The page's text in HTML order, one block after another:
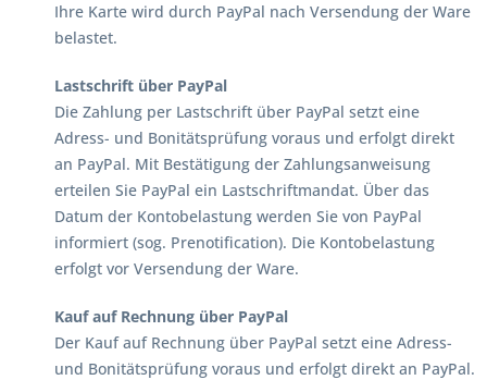
Ihre Karte wird durch PayPal nach Versendung der Ware
belastet.
Lastschrift über PayPal
Die Zahlung per Lastschrift über PayPal setzt eine
Adress- und Bonitätsprüfung voraus und erfolgt direkt
an PayPal. Mit Bestätigung der Zahlungsanweisung
erteilen Sie PayPal ein Lastschriftmandat. Über das
Datum der Kontobelastung werden Sie von PayPal
informiert (sog. Prenotification). Die Kontobelastung
erfolgt vor Versendung der Ware.
Kauf auf Rechnung über PayPal
Der Kauf auf Rechnung über PayPal setzt eine Adress-
und Bonitätsprüfung voraus und erfolgt direkt an PayPal.